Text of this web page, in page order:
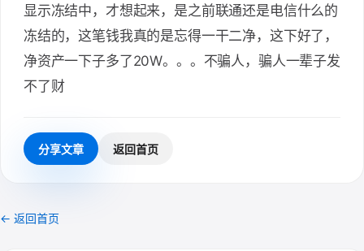
显示冻结中，才想起来，是之前联通还是电信什么的
冻结的，这笔钱我真的是忘得一干二净，这下好了，
净资产一下子多了20W。。。不骗人，骗人一辈子发
不了财
分享文章 返回首页
← 返回首页